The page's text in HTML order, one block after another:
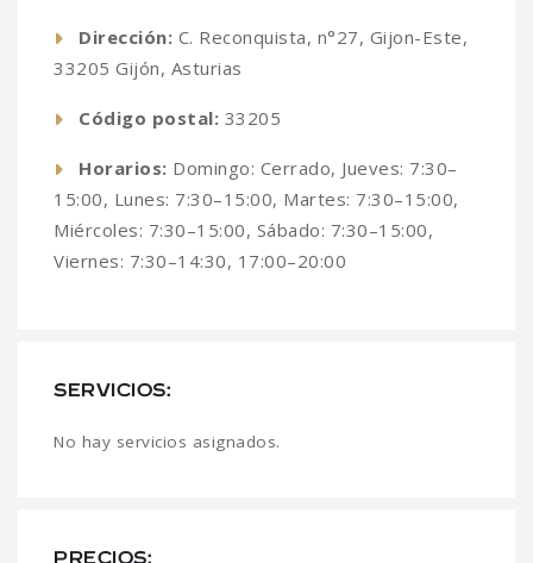
Dirección: C. Reconquista, n°27, Gijon-Este,
33205 Gijón, Asturias
Código postal: 33205
Horarios: Domingo: Cerrado, Jueves: 7:30–
15:00, Lunes: 7:30–15:00, Martes: 7:30–15:00,
Miércoles: 7:30–15:00, Sábado: 7:30–15:00,
Viernes: 7:30–14:30, 17:00–20:00
SERVICIOS:
No hay servicios asignados.
PRECIOS: